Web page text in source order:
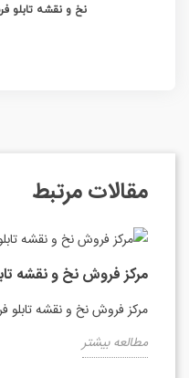
نخ و نقشه تابلو
مقالات مرتبط
مرکز فروش نخ و نقشه
مرکز فروش نخ و نقشه تابلو
مطالعه بیشتر